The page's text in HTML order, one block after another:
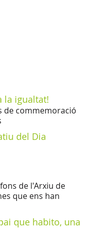
la igualtat!
de commemoració
del Dia
de l'Arxiu de
que ens han
que habito, una